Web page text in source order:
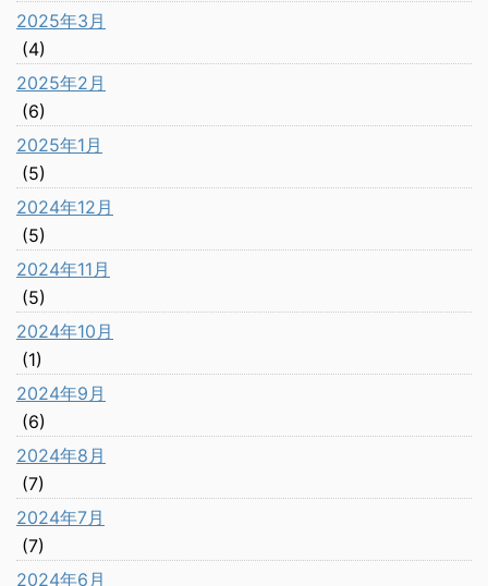
2025年3月
(4)
2025年2月
(6)
2025年1月
(5)
2024年12月
(5)
2024年11月
(5)
2024年10月
(1)
2024年9月
(6)
2024年8月
(7)
2024年7月
(7)
2024年6月